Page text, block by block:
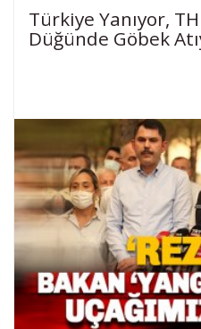
Türkiye Yanıyor,
Düğünde Göbek